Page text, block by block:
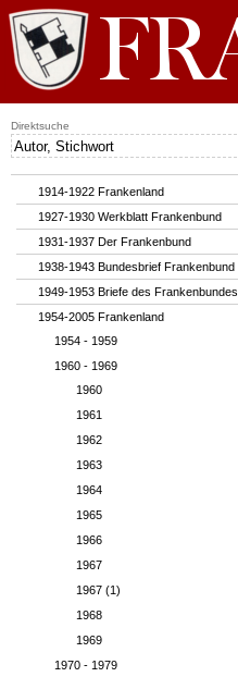
1914-1922 Frankenland
1927-1930 Werkblatt Frankenbund
1931-1937 Der Frankenbund
1938-1943 Bundesbrief Frankenbund
1949-1953 Briefe des Frankenbundes
1954-2005 Frankenland
1954 - 1959
1960 - 1969
1960
1961
1962
1963
1964
1965
1966
1967
1967 (1)
1968
1969
1970 - 1979
Direktsuche